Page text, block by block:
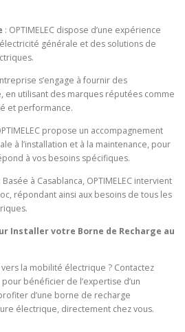
: OPTIMELEC dispose d’une expérience
générale et des solutions de
s’engage à fournir des
en utilisant des marques réputées comme
et performance.
propose un accompagnement
à l’installation et à la maintenance, pour
à vos besoins spécifiques.
: Basée à Casablanca, OPTIMELEC intervient
répondant ainsi aux besoins de tous les
Installer votre Borne de Recharge au
la mobilité électrique ? Contactez
pour bénéficier de l’expertise d’un
d’une borne de recharge
électrique, directement chez vous.